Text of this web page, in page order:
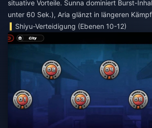
situative Vorteile. Sunna dominiert Burst-
unter 60 Sek.), Aria glänzt in längeren
Shiyu-Verteidigung (Ebenen 10-12)